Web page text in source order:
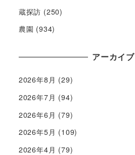
蔵探訪 (250)
農園 (934)
アーカイブ
2026年8月 (29)
2026年7月 (94)
2026年6月 (79)
2026年5月 (109)
2026年4月 (79)